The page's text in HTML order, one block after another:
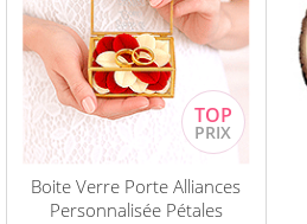
Boite Verre Porte Alliances
Personnalisée Pétales